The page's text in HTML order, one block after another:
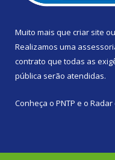
Muito mais que criar site ou
Realizamos uma
contrato que todas as
pública serão atendidas.
Conheça o PNTP e o Radar